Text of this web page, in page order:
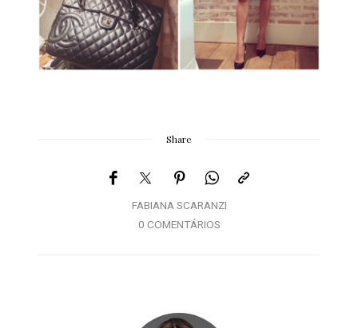
Share
FABIANA SCARANZI
0 COMENTÁRIOS